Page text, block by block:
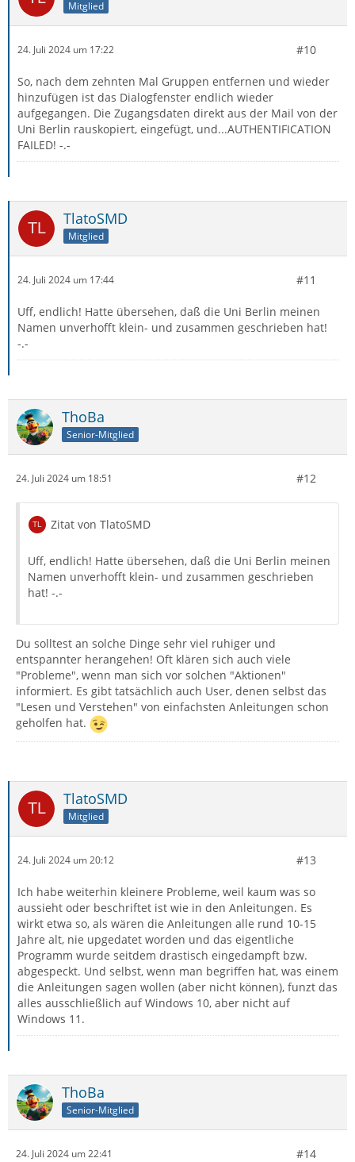
Mitglied
24. Juli 2024 um 17:22 #10
So, nach dem zehnten Mal Gruppen entfernen und wieder
hinzufügen ist das Dialogfenster endlich wieder
aufgegangen. Die Zugangsdaten direkt aus der Mail von der
Uni Berlin rauskopiert, eingefügt, und...AUTHENTIFICATION
FAILED! -.-
TlatoSMD
Mitglied
24. Juli 2024 um 17:44 #11
Uff, endlich! Hatte übersehen, daß die Uni Berlin meinen
Namen unverhofft klein- und zusammen geschrieben hat!
-.-
ThoBa
Senior-Mitglied
24. Juli 2024 um 18:51 #12
Zitat von TlatoSMD
Uff, endlich! Hatte übersehen, daß die Uni Berlin meinen
Namen unverhofft klein- und zusammen geschrieben
hat! -.-
Du solltest an solche Dinge sehr viel ruhiger und
entspannter herangehen! Oft klären sich auch viele
"Probleme", wenn man sich vor solchen "Aktionen"
informiert. Es gibt tatsächlich auch User, denen selbst das
"Lesen und Verstehen" von einfachsten Anleitungen schon
geholfen hat.
TlatoSMD
Mitglied
24. Juli 2024 um 20:12 #13
Ich habe weiterhin kleinere Probleme, weil kaum was so
aussieht oder beschriftet ist wie in den Anleitungen. Es
wirkt etwa so, als wären die Anleitungen alle rund 10-15
Jahre alt, nie upgedatet worden und das eigentliche
Programm wurde seitdem drastisch eingedampft bzw.
abgespeckt. Und selbst, wenn man begriffen hat, was einem
die Anleitungen sagen wollen (aber nicht können), funzt das
alles ausschließlich auf Windows 10, aber nicht auf
Windows 11.
ThoBa
Senior-Mitglied
24. Juli 2024 um 22:41 #14